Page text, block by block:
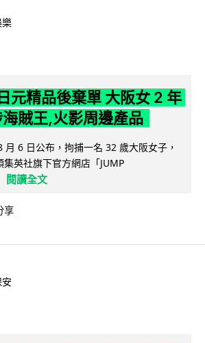
元精品後棄單 大阪女 2 年
賊王,火影周邊產品
月 6 日公布，拘捕一名 32 歲大阪女子，
英社旗下官方網店「JUMP
閱讀全文
享